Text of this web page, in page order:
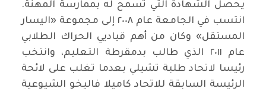
يحصل الشهادة التي تسمح له بممارسة المهنة.
انتسب في الجامعة عام ٢٠٠٨ إلى مجموعة «اليسار
المستقل» وكان من أهم قياديي الحراك الطلابي
عام ٢٠١١ الذي طالب بدمقرطة التعليم، وانتخب
رئيسا لاتحاد طلبة تشيلي بعدما تغلب على لائحة
الرئيسة السابقة للاتحاد كاميلا فاليخو الشيوعية